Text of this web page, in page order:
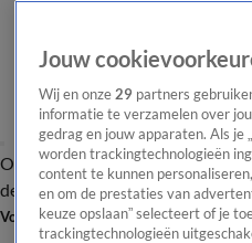
OverzichtAfleveringen
de redactieNieuwsbrief
Volg Shownieuws
Jouw
Wij en onze 29 partners
informatie te verzamelen over
gedrag en jouw apparaten. Als je
worden trackingtechnologieën
content te kunnen
en om de prestaties van
keuze opslaan” selecteert of je
trackingtechnologieën